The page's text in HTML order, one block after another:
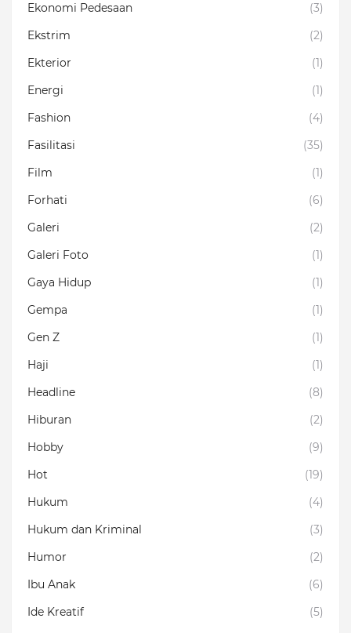
Ekonomi Pedesaan
(3)
Ekstrim
(2)
Ekterior
(1)
Energi
(1)
Fashion
(4)
Fasilitasi
(35)
Film
(1)
Forhati
(6)
Galeri
(2)
Galeri Foto
(1)
Gaya Hidup
(1)
Gempa
(1)
Gen Z
(1)
Haji
(1)
Headline
(8)
Hiburan
(2)
Hobby
(9)
Hot
(19)
Hukum
(4)
Hukum dan Kriminal
(3)
Humor
(2)
Ibu Anak
(6)
Ide Kreatif
(5)